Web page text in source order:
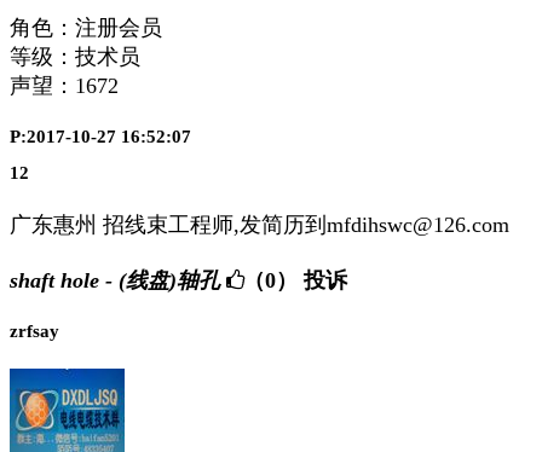
角色：注册会员
等级：技术员
声望： 1672
P:2017-10-27 16:52:07
12
广东惠州 招线束工程师,发简历到mfdihswc@126.com
shaft hole - (线盘)轴孔 （0） 投诉
zrfsay